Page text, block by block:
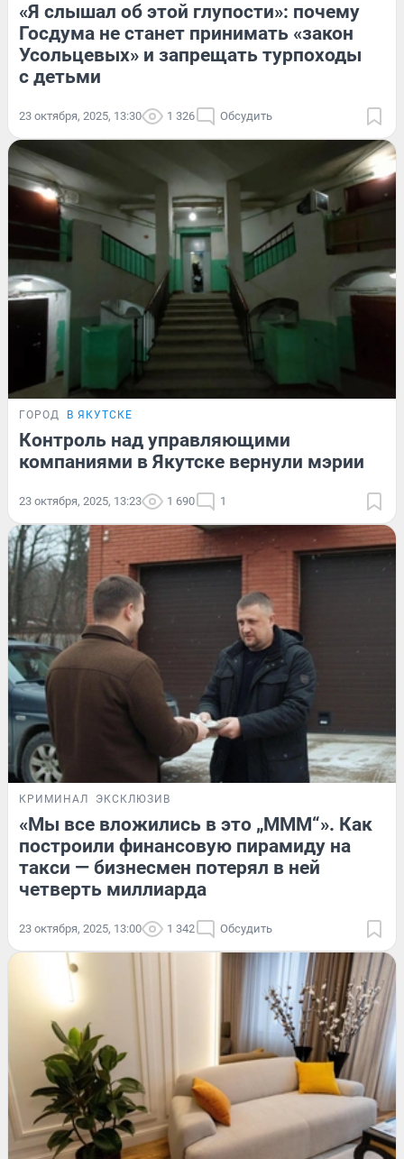
«Я слышал об этой глупости»: почему
Госдума не станет принимать «закон
Усольцевых» и запрещать турпоходы
с детьми
23 октября, 2025, 13:30 1 326 Обсудить
ГОРОД В ЯКУТСКЕ
Контроль над управляющими
компаниями в Якутске вернули мэрии
23 октября, 2025, 13:23 1 690 1
КРИМИНАЛ ЭКСКЛЮЗИВ
«Мы все вложились в это „МММ“». Как
построили финансовую пирамиду на
такси — бизнесмен потерял в ней
четверть миллиарда
23 октября, 2025, 13:00 1 342 Обсудить